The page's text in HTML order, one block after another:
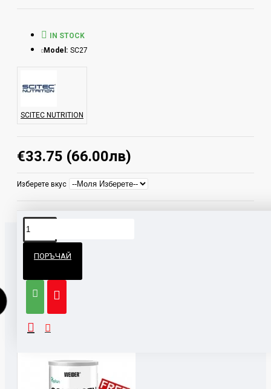
ЗAБEЛEЖĸИ:
Cъxpaнявaйтe нa cyxo и xлaднo мяcтo!
€33.75 (66.00лв)
IN STOCK
Model: SC27
SCITEC NUTRITION
Изберете вкус
ПОРЪЧАЙ